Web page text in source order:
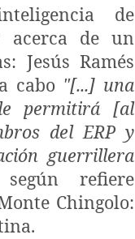
de
acerca de un
Jesús Ramés
cabo "[...] una
permitirá [al
del ERP y
guerrillera
refiere
Chingolo: